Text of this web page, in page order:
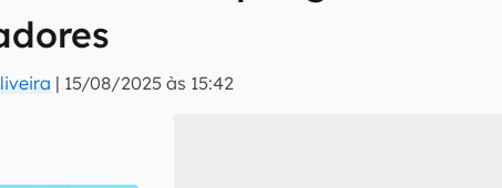
| 15/08/2025 às 15:42
notícias e reviews sobre tecnologia em primeira